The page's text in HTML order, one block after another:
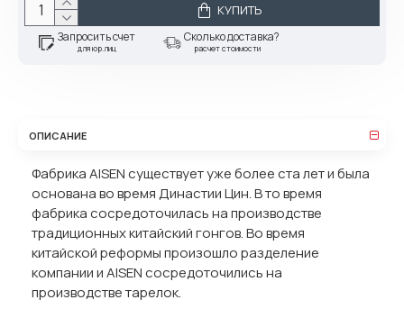
КУПИТЬ
Запросить счет
для юр.лиц
Сколько доставка?
расчет стоимости
ОПИСАНИЕ
Фабрика AISEN существует уже более ста лет и была
основана во время Династии Цин. В то время
фабрика сосредоточилась на производстве
традиционных китайский гонгов. Во время
китайской реформы произошло разделение
компании и AISEN сосредоточились на
производстве тарелок.